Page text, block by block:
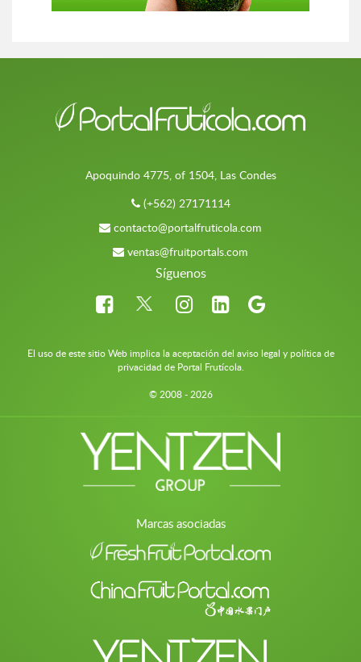
Apoquindo 4775, of 1504, Las Condes
(+562) 27171114
contacto@portalfruticola.com
ventas@fruitportals.com
Síguenos
El uso de este sitio Web implica la aceptación del aviso legal y política de
privacidad de Portal Frutícola.
© 2008 - 2026
Marcas asociadas